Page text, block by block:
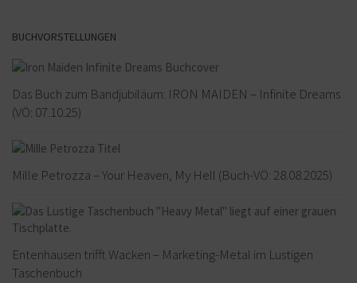
BUCHVORSTELLUNGEN
Das Buch zum Bandjubiläum: IRON MAIDEN – Infinite Dreams
(VÖ: 07.10.25)
Mille Petrozza – Your Heaven, My Hell (Buch-VÖ: 28.08.2025)
Entenhausen trifft Wacken – Marketing-Metal im Lustigen
Taschenbuch